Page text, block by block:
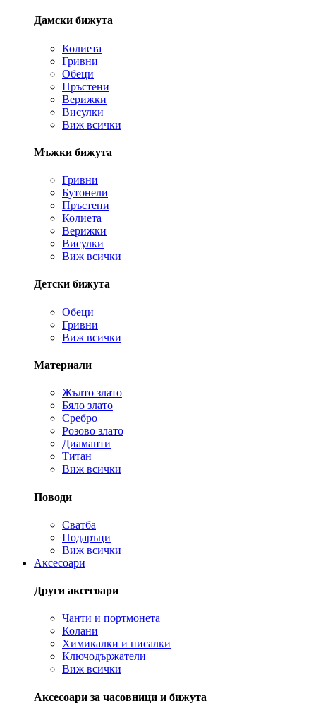
Дамски бижута
Колиета
Гривни
Обеци
Пръстени
Верижки
Висулки
Виж всички
Мъжки бижута
Гривни
Бутонели
Пръстени
Колиета
Верижки
Висулки
Виж всички
Детски бижута
Обеци
Гривни
Виж всички
Материали
Жълто злато
Бяло злато
Сребро
Розово злато
Диаманти
Титан
Виж всички
Поводи
Сватба
Подаръци
Виж всички
Аксесоари
Други аксесоари
Чанти и портмонета
Колани
Химикалки и писалки
Ключодържатели
Виж всички
Аксесоари за часовници и бижута